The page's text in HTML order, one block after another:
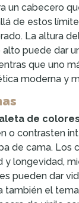
un cabecero
de estos
La altura
puede dar
que uno
moderna y
de colores
o contrasten
de cama. Los
longevidad,
pueden dar
también el